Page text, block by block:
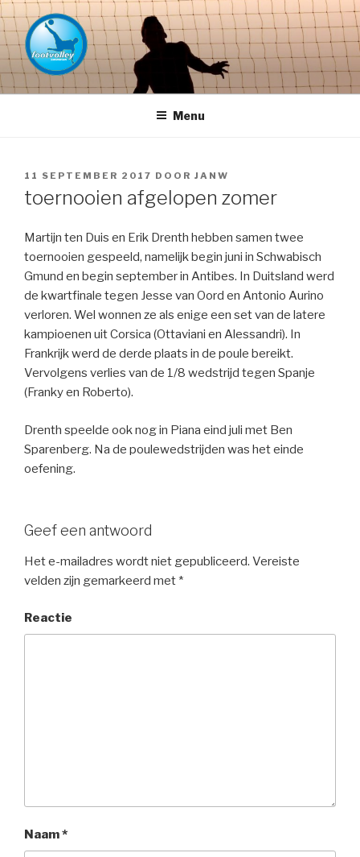
Naar
de
inhoud
springen
FOOTVOLLEY GRONINGEN –
THE HOME OF PETACCHI'S
Menu
GEPLAATST
OP
11 SEPTEMBER 2017 DOOR JANW
toernooien afgelopen zomer
Martijn ten Duis en Erik Drenth hebben samen twee
toernooien gespeeld, namelijk begin juni in Schwabisch
Gmund en begin september in Antibes. In Duitsland werd
de kwartfinale tegen Jesse van Oord en Antonio Aurino
verloren. Wel wonnen ze als enige een set van de latere
kampioenen uit Corsica (Ottaviani en Alessandri). In
Frankrijk werd de derde plaats in de poule bereikt.
Vervolgens verlies van de 1/8 wedstrijd tegen Spanje
(Franky en Roberto).
Drenth speelde ook nog in Piana eind juli met Ben
Sparenberg. Na de poulewedstrijden was het einde
oefening.
Geef een antwoord
Het e-mailadres wordt niet gepubliceerd. Vereiste
velden zijn gemarkeerd met *
Reactie
Naam*